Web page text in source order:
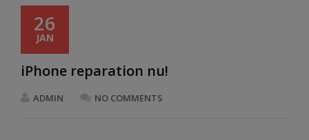
26
JAN
iPhone reparation nu!
ADMIN NO COMMENTS